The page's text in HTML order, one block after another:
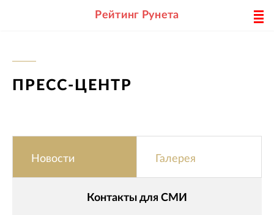
Рейтинг Рунета
ПРЕСС-ЦЕНТР
Новости Галерея
Контакты для СМИ